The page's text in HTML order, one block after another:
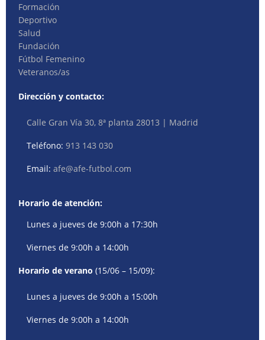
Formación
Deportivo
Salud
Fundación
Fútbol Femenino
Veteranos/as
Dirección y contacto:
Calle Gran Vía 30, 8ª planta 28013 | Madrid
Teléfono:913 143 030
Email:afe@afe-futbol.com
Horario de atención:
Lunes a jueves de 9:00h a 17:30h
Viernes de 9:00h a 14:00h
Horario de verano (15/06 – 15/09):
Lunes a jueves de 9:00h a 15:00h
Viernes de 9:00h a 14:00h